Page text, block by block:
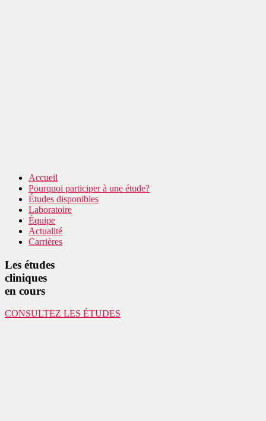
Accueil
Pourquoi participer à une étude?
Études disponibles
Laboratoire
Équipe
Actualité
Carrières
Les études
cliniques
en cours
CONSULTEZ LES ÉTUDES